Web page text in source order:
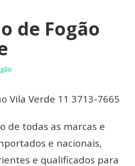
de Fogão
Vila Verde 11 3713-7665
de todas as marcas e
e nacionais,
e qualificados para